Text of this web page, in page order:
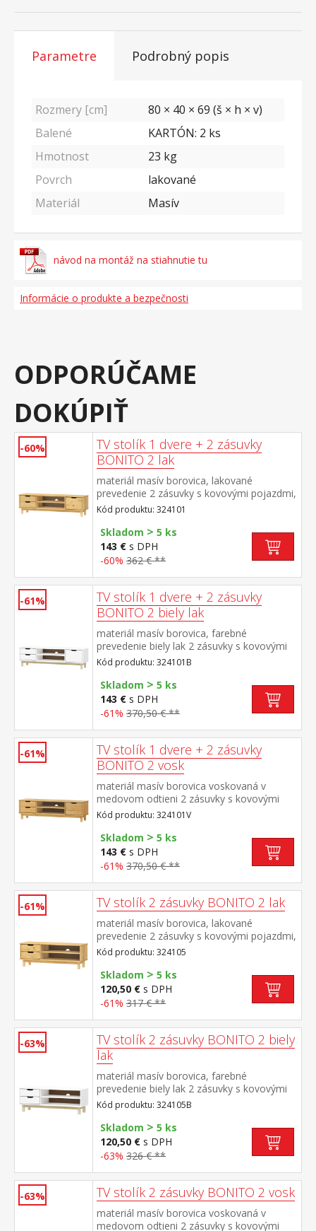
Parametre Podrobný popis
Rozmery [cm]
80 × 40 × 69 (š × h × v)
Balené
KARTÓN: 2 ks
Hmotnost
23 kg
Povrch
lakované
Materiál
Masív
návod na montáž na stiahnutie tu
Informácie o produkte a bezpečnosti
ODPORÚČAME
DOKÚPIŤ
-60%
TV stolík 1 dvere + 2 zásuvky
BONITO 2 lak
materiál masív borovica, lakované
prevedenie 2 zásuvky s kovovými pojazdmi,
1 dvierka, 1 polica otvor na pretiahnutie
káblov
Kód produktu: 324101
Skladom > 5 ks
143 € s DPH
-60% 362 € **
-61%
TV stolík 1 dvere + 2 zásuvky
BONITO 2 biely lak
materiál masív borovica, farebné
prevedenie biely lak 2 zásuvky s kovovými
pojazdmi, 1 dvierka, 1 polica otvor na
pretiahnutie káblov
Kód produktu: 324101B
Skladom > 5 ks
143 € s DPH
-61% 370,50 € **
-61%
TV stolík 1 dvere + 2 zásuvky
BONITO 2 vosk
materiál masív borovica voskovaná v
medovom odtieni 2 zásuvky s kovovými
pojazdmi, 1 dvierka, 1 polica otvor na
pretiahnutie káblov
Kód produktu: 324101V
Skladom > 5 ks
143 € s DPH
-61% 370,50 € **
-61% TV stolík 2 zásuvky BONITO 2 lak
materiál masív borovica, lakované
prevedenie 2 zásuvky s kovovými pojazdmi,
1 polica otvor na pretiahnutie káblov
Kód produktu: 324105
Skladom > 5 ks
120,50 € s DPH
-61% 317 € **
-63%
TV stolík 2 zásuvky BONITO 2 biely
lak
materiál masív borovica, farebné
prevedenie biely lak 2 zásuvky s kovovými
pojazdmi, 1 polica otvor na pretiahnutie
káblov
Kód produktu: 324105B
Skladom > 5 ks
120,50 € s DPH
-63% 326 € **
-63% TV stolík 2 zásuvky BONITO 2 vosk
materiál masív borovica voskovaná v
medovom odtieni 2 zásuvky s kovovými